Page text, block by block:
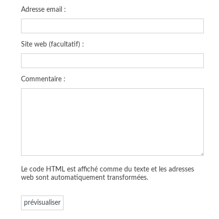
Adresse email :
Site web (facultatif) :
Commentaire :
Le code HTML est affiché comme du texte et les adresses
web sont automatiquement transformées.